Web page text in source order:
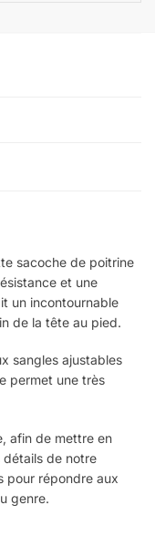
sacoche de poitrine
et une
un incontournable
de la tête au pied.
sangles ajustables
permet une très
afin de mettre en
détails de notre
pour répondre aux
genre.